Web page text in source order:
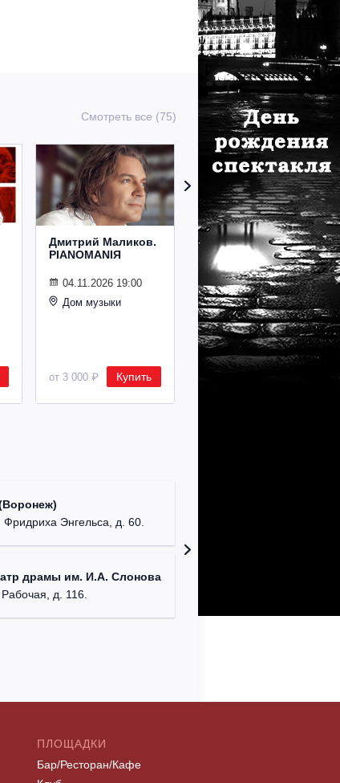
Смотреть все (75)
Дмитрий Маликов.
PIANOMANIЯ
04.11.2026 19:00
Дом музыки
от 3 000 ₽ Купить
Рождественский
концерт
Владимира
Спивакова
24.12.2026 19:00
Дом музыки
Фридриха Энгельса, д. 60.
драмы им. И.А. Слонова
д. 116.
ПЛОЩАДКИ
Бар/Ресторан/Кафе